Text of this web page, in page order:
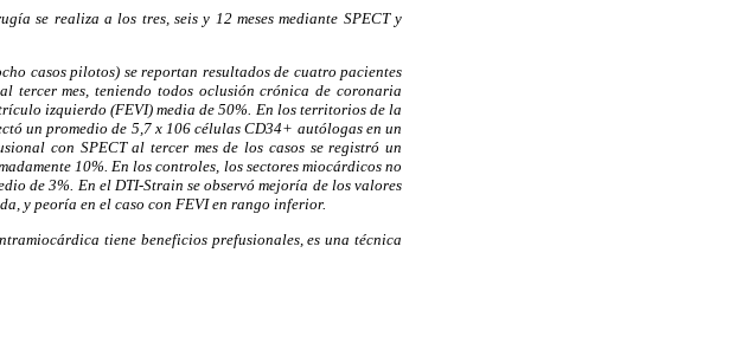
se realiza a los tres, seis y 12 meses mediante SPECT y
casos pilotos) se reportan resultados de cuatro pacientes
tercer mes, teniendo todos oclusión crónica de coronaria
izquierdo (FEVI) media de 50%. En los territorios de la
un promedio de 5,7 x 106 células CD34+ autólogas en un
con SPECT al tercer mes de los casos se registró un
10%. En los controles, los sectores miocárdicos no
de 3%. En el DTI-Strain se observó mejoría de los valores
y peoría en el caso con FEVI en rango inferior.
tiene beneficios prefusionales, es una técnica